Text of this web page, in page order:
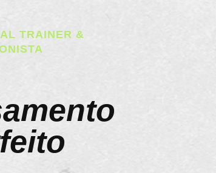
TRAINER &